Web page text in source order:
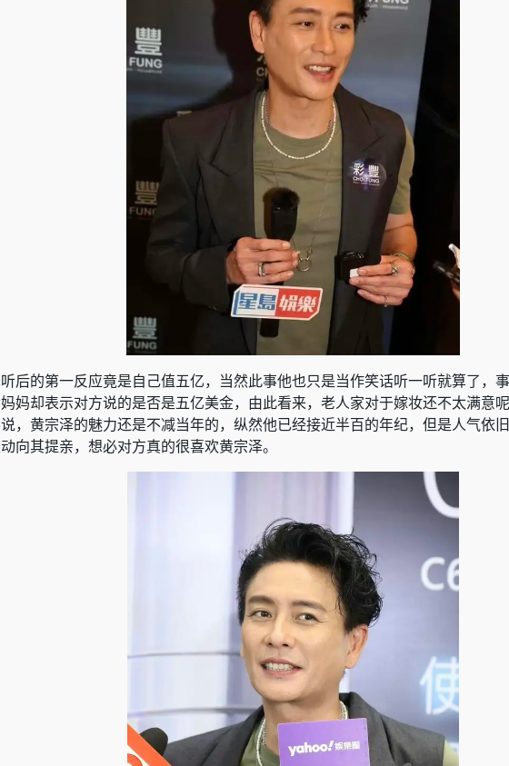
后的第一反应竟是自己值五亿，当然此事他也只是当作笑话听一听就算了，
妈却表示对方说的是否是五亿美金，由此看来，老人家对于嫁妆还不太满意呢
，黄宗泽的魅力还是不减当年的，纵然他已经接近半百的年纪，但是人气依
向其提亲，想必对方真的很喜欢黄宗泽。